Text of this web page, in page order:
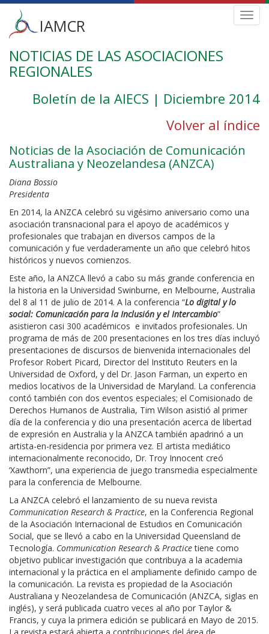
Skip
main
Main
menu
IAMCR
NOTICIAS DE LAS ASOCIACIONES
REGIONALES
Boletín de la AIECS | Diciembre 2014
Volver al índice
Noticias de la Asociación de Comunicación
Australiana y Neozelandesa (ANZCA)
Diana Bossio
Presidenta
En 2014, la ANZCA celebró su vigésimo aniversario como una
asociación transnacional para el apoyo de académicos y
profesionales que trabajan en diversos campos de la
comunicación y fue verdaderamente un año que celebró hitos
históricos y nuevos comienzos.
Este año, la ANZCA llevó a cabo su más grande conferencia en
la historia en la Universidad Swinburne, en Melbourne, Australia
del 8 al 11 de julio de 2014. A la conferencia “Lo digital y lo
social: Comunicación para la Inclusión y el Intercambio”
asistieron casi 300 académicos e invitados profesionales. Un
programa de más de 200 presentaciones en los tres días incluyó
presentaciones de discursos de bienvenida internacionales del
Profesor Robert Picard, Director del Instituto Reuters en la
Universidad de Oxford, y del Dr. Jason Farman, un experto en
medios locativos de la Universidad de Maryland. La conferencia
contó también con dos eventos especiales; el Comisionado de
Derechos Humanos de Australia, Tim Wilson asistió al primer
día de la conferencia y dio una presentación acerca de libertad
de expresión en Australia y la ANZCA también apadrinó a un
artista-en-residencia por primera vez. El artista mediático
internacionalmente reconocido, Dr. Troy Innocent creó
‘Xawthorn”, una experiencia de juego transmedia especialmente
para la conferencia de Melbourne.
La ANZCA celebró el lanzamiento de su nueva revista
Communication Research & Practice, en la Conferencia Regional
de la Asociación Internacional de Estudios en Comunicación
Social, que se llevó a cabo en la Universidad Queensland de
Tecnología. Communication Research & Practicetiene como
objetivo publicar investigación que contribuya a la academia
internacional y la práctica en el ampliamente definido campo de
la comunicación. La revista es propiedad de la Asociación
Australiana y Neozelandesa de Comunicación (ANZCA, siglas en
inglés), y será publicada cuatro veces al año por Taylor &
Francis, y cuya la primera edición se publicará en Mayo de 2015.